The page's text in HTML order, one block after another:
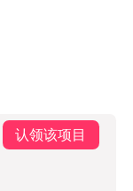
认领该项目